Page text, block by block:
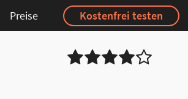
Preise Kostenfrei testen